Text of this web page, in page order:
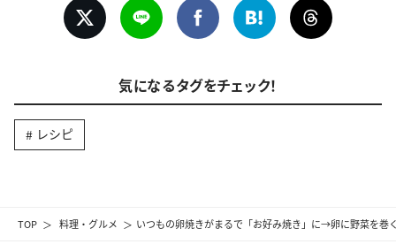
TOP 料理・グルメ いつもの卵焼きがまるで「お好み焼き」に→卵に野菜を巻
気になるタグをチェック！
レシピ